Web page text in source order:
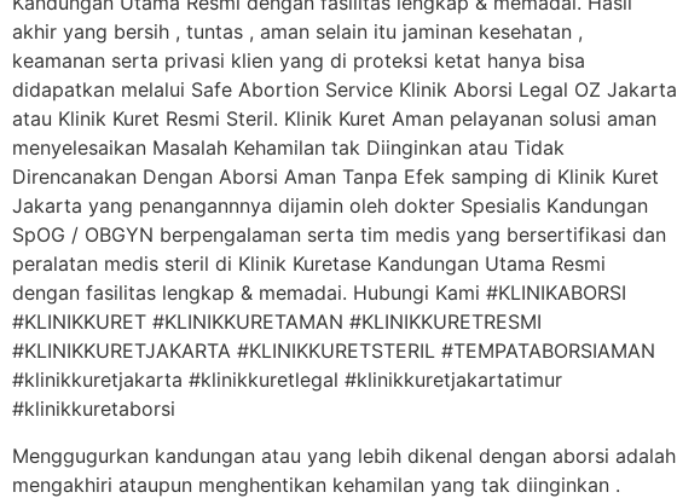
Menggugurkan kandungan atau yang lebih dikenal dengan aborsi adalah
mengakhiri ataupun menghentikan kehamilan yang tak diinginkan .